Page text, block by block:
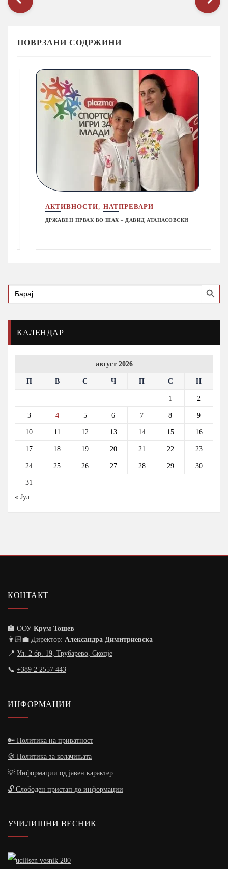
ПОВРЗАНИ СОДРЖИНИ
АКТИВНОСТИ,НАТПРЕВАРИ
ДРЖАВЕН ПРВАК ВО ШАХ – ДАВИД АТАНАСОВСКИ
Search
for:
Search Button
КАЛЕНДАР
август 2026
П В С Ч П С Н
1 2
3 4 5 6 7 8 9
10 11 12 13 14 15 16
17 18 19 20 21 22 23
24 25 26 27 28 29 30
31
« Јул
КОНТАКТ
🏫 ООУ Крум Тошев
👩🏻‍💼 Директор: Александра Димитриевска
📍 Ул. 2 бр. 19, Трубарево, Скопје
📞 +389 2 2557 443
ИНФОРМАЦИИ
🔑 Политика на приватност
🍪 Политика за колачињата
💡 Информации од јавен карактер
🔓 Слободен пристап до информации
УЧИЛИШНИ ВЕСНИК